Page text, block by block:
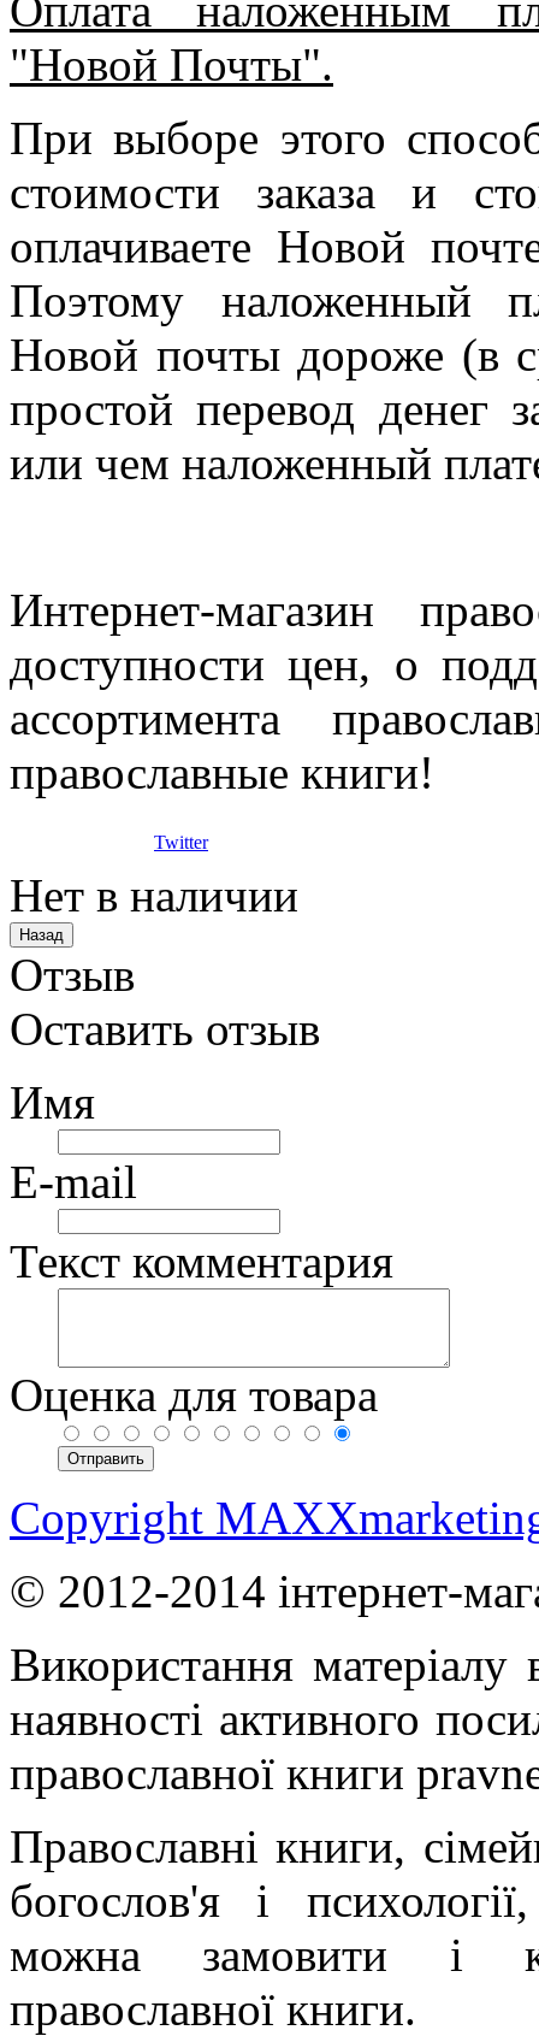
"Новой Почты".
При выборе этого
стоимости заказа и
оплачиваете Новой
Поэтому наложенный
Новой почты дороже (в
простой перевод денег
или чем наложенный
Интернет-магазин
доступности цен, о
ассортимента
православные книги!
Twitter
Нет в наличии
Отзыв
Оставить отзыв
Имя
E-mail
Текст комментария
Оценка для товара
Copyright
© 2012-2014 інтернет-
Використання матеріалу
наявності активного
православної книги
Православні книги,
богослов'я і
можна замовити і
православної книги.